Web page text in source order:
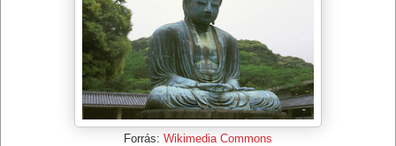
Forrás: Wikimedia Commons